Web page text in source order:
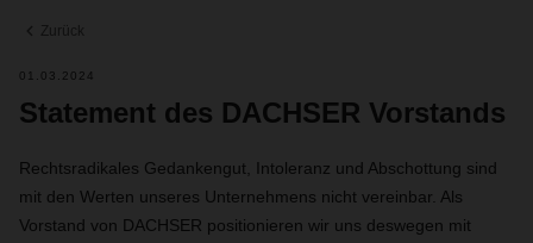
Zurück
01.03.2024
Statement des DACHSER Vorstands
Rechtsradikales Gedankengut, Intoleranz und Abschottung sind
mit den Werten unseres Unternehmens nicht vereinbar. Als
Vorstand von DACHSER positionieren wir uns deswegen mit